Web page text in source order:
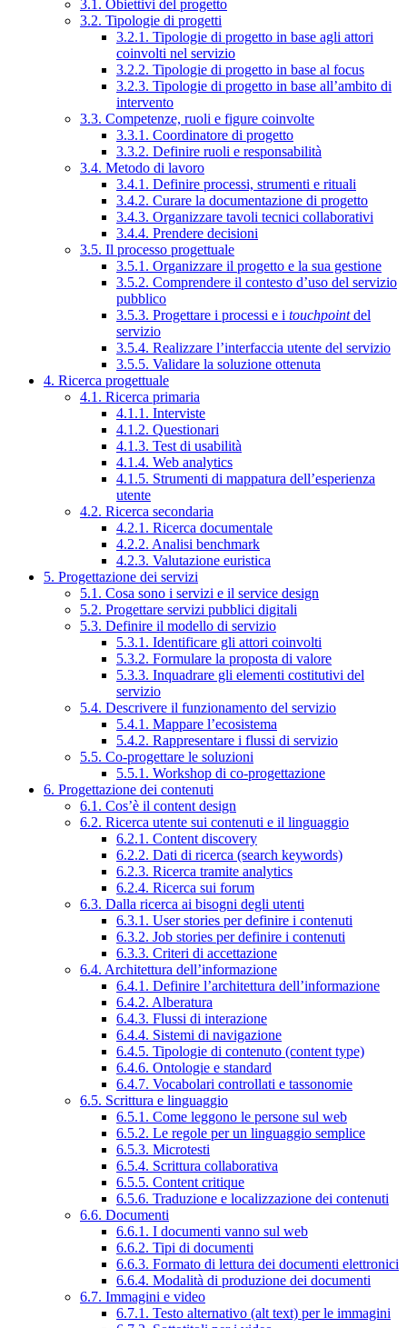
3.1. Obiettivi del progetto
3.2. Tipologie di progetti
3.2.1. Tipologie di progetto in base agli attori
coinvolti nel servizio
3.2.2. Tipologie di progetto in base al focus
3.2.3. Tipologie di progetto in base all’ambito di
intervento
3.3. Competenze, ruoli e figure coinvolte
3.3.1. Coordinatore di progetto
3.3.2. Definire ruoli e responsabilità
3.4. Metodo di lavoro
3.4.1. Definire processi, strumenti e rituali
3.4.2. Curare la documentazione di progetto
3.4.3. Organizzare tavoli tecnici collaborativi
3.4.4. Prendere decisioni
3.5. Il processo progettuale
3.5.1. Organizzare il progetto e la sua gestione
3.5.2. Comprendere il contesto d’uso del servizio
pubblico
3.5.3. Progettare i processi e i touchpointdel
servizio
3.5.4. Realizzare l’interfaccia utente del servizio
3.5.5. Validare la soluzione ottenuta
4. Ricerca progettuale
4.1. Ricerca primaria
4.1.1. Interviste
4.1.2. Questionari
4.1.3. Test di usabilità
4.1.4. Web analytics
4.1.5. Strumenti di mappatura dell’esperienza
utente
4.2. Ricerca secondaria
4.2.1. Ricerca documentale
4.2.2. Analisi benchmark
4.2.3. Valutazione euristica
5. Progettazione dei servizi
5.1. Cosa sono i servizi e il service design
5.2. Progettare servizi pubblici digitali
5.3. Definire il modello di servizio
5.3.1. Identificare gli attori coinvolti
5.3.2. Formulare la proposta di valore
5.3.3. Inquadrare gli elementi costitutivi del
servizio
5.4. Descrivere il funzionamento del servizio
5.4.1. Mappare l’ecosistema
5.4.2. Rappresentare i flussi di servizio
5.5. Co-progettare le soluzioni
5.5.1. Workshop di co-progettazione
6. Progettazione dei contenuti
6.1. Cos’è il content design
6.2. Ricerca utente sui contenuti e il linguaggio
6.2.1. Content discovery
6.2.2. Dati di ricerca (search keywords)
6.2.3. Ricerca tramite analytics
6.2.4. Ricerca sui forum
6.3. Dalla ricerca ai bisogni degli utenti
6.3.1. User stories per definire i contenuti
6.3.2. Job stories per definire i contenuti
6.3.3. Criteri di accettazione
6.4. Architettura dell’informazione
6.4.1. Definire l’architettura dell’informazione
6.4.2. Alberatura
6.4.3. Flussi di interazione
6.4.4. Sistemi di navigazione
6.4.5. Tipologie di contenuto (content type)
6.4.6. Ontologie e standard
6.4.7. Vocabolari controllati e tassonomie
6.5. Scrittura e linguaggio
6.5.1. Come leggono le persone sul web
6.5.2. Le regole per un linguaggio semplice
6.5.3. Microtesti
6.5.4. Scrittura collaborativa
6.5.5. Content critique
6.5.6. Traduzione e localizzazione dei contenuti
6.6. Documenti
6.6.1. I documenti vanno sul web
6.6.2. Tipi di documenti
6.6.3. Formato di lettura dei documenti elettronici
6.6.4. Modalità di produzione dei documenti
6.7. Immagini e video
6.7.1. Testo alternativo (alt text) per le immagini